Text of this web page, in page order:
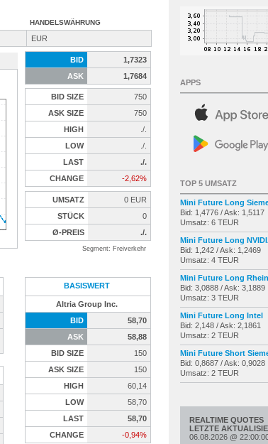
HANDELSWÄHRUNG
EUR
BID
1,7323
ASK
1,7684
BID SIZE
750
ASK SIZE
750
HIGH
./.
LOW
./.
LAST
./.
CHANGE
-2,62%
UMSATZ
0 EUR
STÜCK
0
Ø-PREIS
./.
Segment: Freiverkehr
BASISWERT
Altria Group Inc.
BID
58,70
ASK
58,88
BID SIZE
150
ASK SIZE
150
HIGH
60,14
LOW
58,70
LAST
58,70
CHANGE
-0,94%
APPS
TOP 5 UMSATZ
Mini Future Long
Bid: 1,4776 / Ask: 1,5117
Umsatz: 6 TEUR
Mini Future Long
Bid: 1,242 / Ask: 1,2469
Umsatz: 4 TEUR
Mini Future Long
Bid: 3,0888 / Ask: 3,1889
Umsatz: 3 TEUR
Mini Future Long Intel
Bid: 2,148 / Ask: 2,1861
Umsatz: 2 TEUR
Mini Future Short
Bid: 0,8687 / Ask: 0,9028
Umsatz: 2 TEUR
REALTIME QUOTES
LETZTE
06.08.2026 @